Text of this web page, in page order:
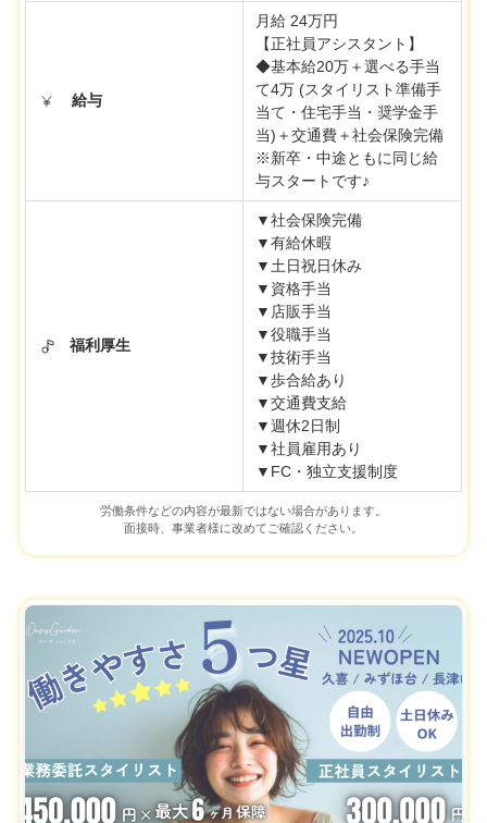
給与
月給 24万円
【正社員アシスタント】
◆基本給20万＋選べる手当
て4万 (スタイリスト準備手
当て・住宅手当・奨学金手
当)＋交通費＋社会保険完備
※新卒・中途ともに同じ給
与スタートです♪
福利厚生
▼社会保険完備
▼有給休暇
▼土日祝日休み
▼資格手当
▼店販手当
▼役職手当
▼技術手当
▼歩合給あり
▼交通費支給
▼週休2日制
▼社員雇用あり
▼FC・独立支援制度
労働条件などの内容が最新ではない場合があります。
面接時、事業者様に改めてご確認ください。